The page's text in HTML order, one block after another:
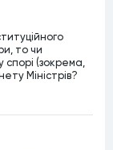
то чи
(зокрема,
Міністрів?